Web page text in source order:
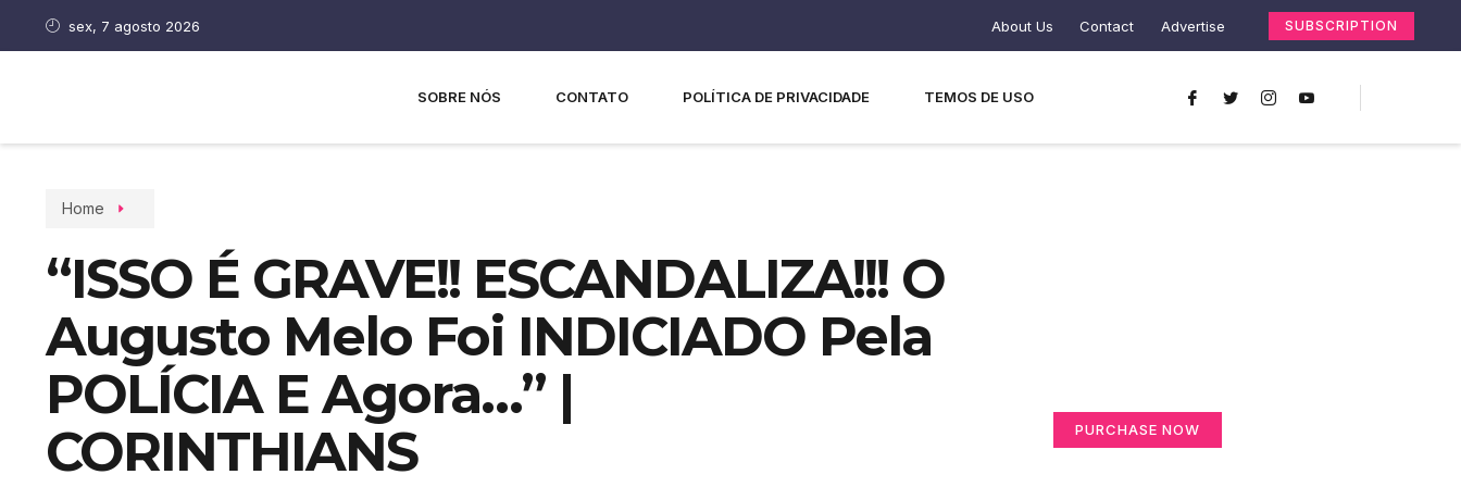
sex, 7 agosto 2026 About Us Contact Advertise SUBSCRIPTION
SOBRE NÓS CONTATO POLÍTICA DE PRIVACIDADE TEMOS DE USO
Home
“ISSO É GRAVE!! ESCANDALIZA!!! O
Augusto Melo Foi INDICIADO Pela
POLÍCIA E Agora…” |
CORINTHIANS
PURCHASE NOW